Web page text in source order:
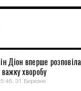
Діон вперше розповіла
хворобу
31 Березня